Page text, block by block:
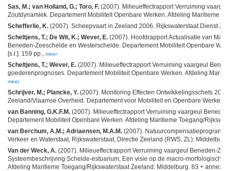
Sas, M.; van Holland, G.; Toro, F. (2007). Milieueffectrapport Verruiming
Zoutdynamiek. Departement Mobiliteit Openbare Werken. Afdeling Maritieme
Schefferlie, K. (2007). Scheepvaart in Zeeland 2006. Rijkswaterstaat Dienst
Scheltjens, T.; De Wit, K.; Wever, E. (2007). Hoofdrapport Actualisatie van
Beneden-Zeeschelde en Westerschelde. Departement Mobiliteit Openbare
[s.l.]. 159 pp.,
meer
Scheltjens, T.; Wever, E. (2007). Milieueffectrapport Verruiming vaargeul
goederenprognoses. Departement Mobiliteit Openbare Werken. Afdeling
meer
Schrijver, M.; Plancke, Y. (2007). Monitoring Effecten Ontwikkelingsschets
Zeeland/Vlaamse Overheid. Departement voor Mobiliteit en Openbare Werken:
van Banning, G.K.F.M. (2007). Milieueffectrapport Verruiming vaargeul
Departement Mobiliteit Openbare Werken. Afdeling Maritieme Toegang/
van Berchum, A.M.; Adriaensen, M.A.M. (2007).
Verkeer en Waterstaat, Rijkswaterstaat, Directie Zeeland (RWS, ZL):
Van der Weck, A. (2007). Milieueffectrapport Verruiming vaargeul Beneden-
Systeembeschrijving Schelde-estuarium; Een visie op de macro-
Afdeling Maritieme Toegang/Rijkswaterstaat Zeeland: Middelburg. 83 +